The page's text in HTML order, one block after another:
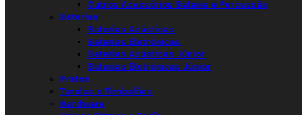
Outros Acessórios Bateria e Percussão
Baterias
Baterias Acústicas
Baterias Eletrónicas
Baterias Acústicas Júnior
Baterias Eletrónicas Júnior
Pratos
Tarolas e Timbalões
Hardware